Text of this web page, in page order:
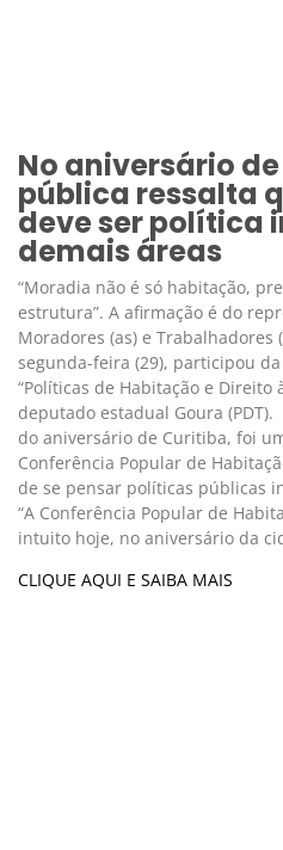
No aniversário
pública ressalta
deve ser política
demais áreas
“Moradia não é só habitação,
estrutura”. A afirmação é do
Moradores (as) e Trabalhadores
segunda-feira (29), participou
“Políticas de Habitação e Direito
deputado estadual Goura
do aniversário de Curitiba, foi
Conferência Popular de
de se pensar políticas públicas
“A Conferência Popular de
intuito hoje, no aniversário da
CLIQUE AQUI E SAIBA MAIS